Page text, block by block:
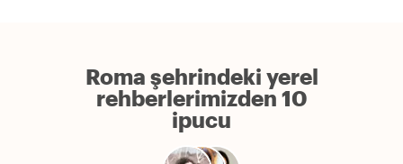
Roma şehrindeki yerel
rehberlerimizden 10
ipucu